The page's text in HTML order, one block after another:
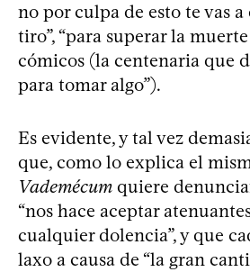
no por culpa de esto te vas
tiro”, “para superar la
cómicos (la centenaria que
para tomar algo”).
Es evidente, y tal vez
que, como lo explica el
Vademécum quiere
“nos hace aceptar
cualquier dolencia”, y que
laxo a causa de “la gran